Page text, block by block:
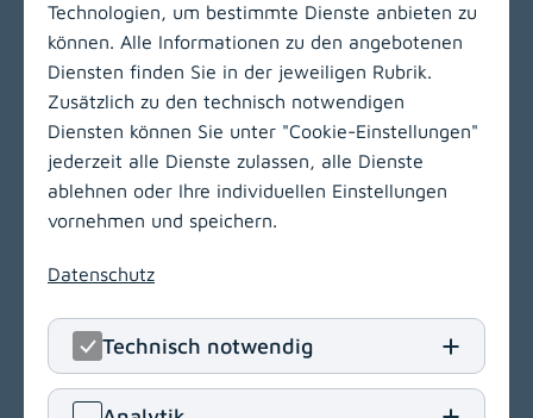
Zur Hauptnavigation
LinkedIn
(opens in
KABEG Management
Kraßniggstraße 15
9020 Klagenfurt am Wörthersee
T+43 463 55212
Eoffice[at]kabeg.at
Navigation
(opens in a new window)
Technologien, um bestimmte Dienste anbieten zu
können. Alle Informationen zu den angebotenen
Diensten finden Sie in der jeweiligen Rubrik.
Zusätzlich zu den technisch notwendigen
Diensten können Sie unter "Cookie-Einstellungen"
jederzeit alle Dienste zulassen, alle Dienste
ablehnen oder Ihre individuellen Einstellungen
vornehmen und speichern.
Datenschutz
Technisch notwendig